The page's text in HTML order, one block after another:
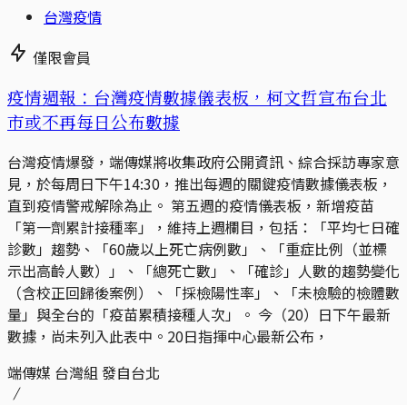
台灣疫情
僅限會員
疫情週報：台灣疫情數據儀表板，柯文哲宣布台北
市或不再每日公布數據
台灣疫情爆發，端傳媒將收集政府公開資訊、綜合採訪專家意
見，於每周日下午14:30，推出每週的關鍵疫情數據儀表板，
直到疫情警戒解除為止。 第五週的疫情儀表板，新增疫苗
「第一劑累計接種率」，維持上週欄目，包括：「平均七日確
診數」趨勢、「60歲以上死亡病例數」、「重症比例（並標
示出高齡人數）」、「總死亡數」、「確診」人數的趨勢變化
（含校正回歸後案例）、「採檢陽性率」、「未檢驗的檢體數
量」與全台的「疫苗累積接種人次」。 今（20）日下午最新
數據，尚未列入此表中。20日指揮中心最新公布，
端傳媒 台灣組 發自台北